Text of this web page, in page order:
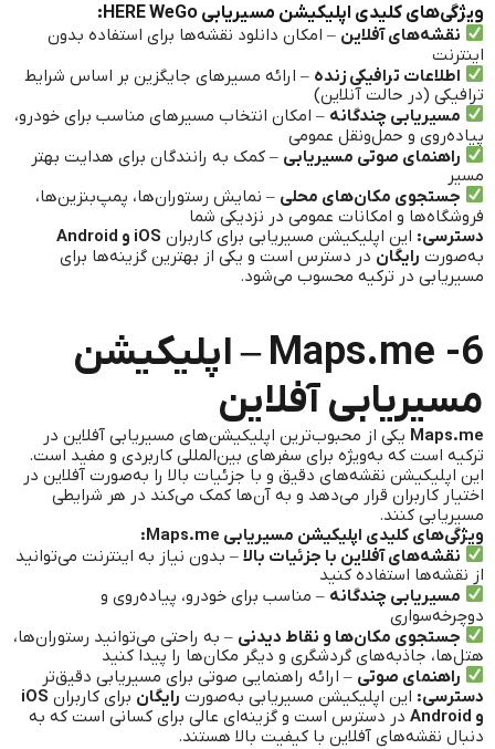
ویژگی‌های کلیدی اپلیکیشن مسیریابی HERE WeGo:
نقشه‌های آفلاین – امکان دانلود نقشه‌ها برای استفاده بدون
اینترنت
اطلاعات ترافیکی زنده – ارائه مسیرهای جایگزین بر اساس شرایط
ترافیکی (در حالت آنلاین)
مسیریابی چندگانه – امکان انتخاب مسیرهای مناسب برای خودرو،
پیاده‌روی و حمل‌ونقل عمومی
راهنمای صوتی مسیریابی – کمک به رانندگان برای هدایت بهتر
مسیر
جستجوی مکان‌های محلی – نمایش رستوران‌ها، پمپ‌بنزین‌ها،
فروشگاه‌ها و امکانات عمومی در نزدیکی شما
دسترسی: این اپلیکیشن مسیریابی برای کاربران iOS و Android
به‌صورت رایگان در دسترس است و یکی از بهترین گزینه‌ها برای
مسیریابی در ترکیه محسوب می‌شود.
Maps.me -6 – اپلیکیشن
مسیریابی آفلاین
Maps.me یکی از محبوب‌ترین اپلیکیشن‌های مسیریابی آفلاین در
ترکیه است که به‌ویژه برای سفرهای بین‌المللی کاربردی و مفید است.
این اپلیکیشن نقشه‌های دقیق و با جزئیات بالا را به‌صورت آفلاین در
اختیار کاربران قرار می‌دهد و به آن‌ها کمک می‌کند در هر شرایطی
مسیریابی کنند.
ویژگی‌های کلیدی اپلیکیشن مسیریابی Maps.me:
نقشه‌های آفلاین با جزئیات بالا – بدون نیاز به اینترنت می‌توانید
از نقشه‌ها استفاده کنید
مسیریابی چندگانه – مناسب برای خودرو، پیاده‌روی و
دوچرخه‌سواری
جستجوی مکان‌ها و نقاط دیدنی – به راحتی می‌توانید رستوران‌ها،
هتل‌ها، جاذبه‌های گردشگری و دیگر مکان‌ها را پیدا کنید
راهنمای صوتی – ارائه راهنمایی صوتی برای مسیریابی دقیق‌تر
دسترسی: این اپلیکیشن مسیریابی به‌صورت رایگان برای کاربران iOS
و Android
در دسترس است و گزینه‌ای عالی برای کسانی است که به
دنبال نقشه‌های آفلاین با کیفیت بالا هستند.